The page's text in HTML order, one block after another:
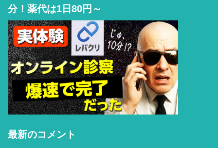
分！薬代は1日80円～
最新のコメント